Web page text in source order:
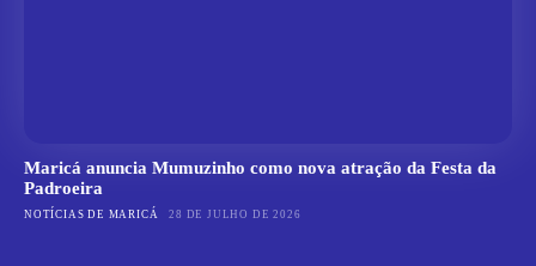
Maricá anuncia Mumuzinho como nova atração da Festa da
Padroeira
NOTÍCIAS DE MARICÁ 28 DE JULHO DE 2026